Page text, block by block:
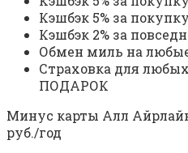
Кэшбэк 5% за
Кэшбэк 2% за
Обмен миль на
Страховка для
ПОДАРОК
​Минус карты Алл
руб./год